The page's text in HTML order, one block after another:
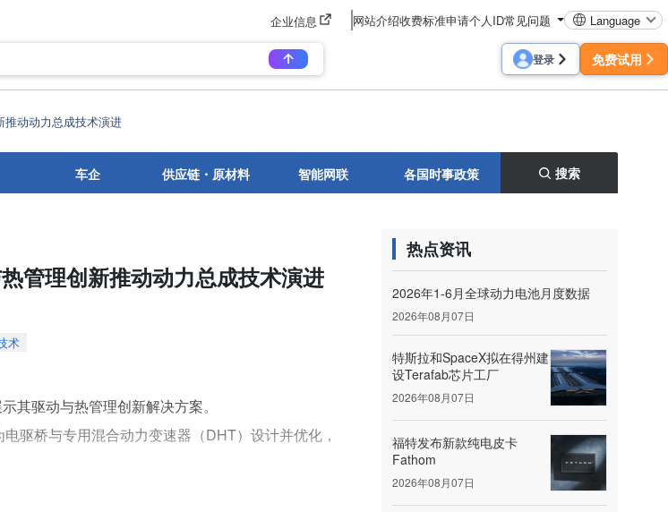
企业信息 网站介绍收费标准申请个人ID常见问题 Language
登录 免费试用
推动动力总成技术演进
车企 供应链・原材料 智能网联 各国时事政策 搜索
管理创新推动动力总成技术演进
术
其驱动与热管理创新解决方案。
驱桥与专用混合动力变速器（DHT）设计并优化，
热点资讯
2026年1-6月全球动力电池月度数据
2026年08月07日
特斯拉和SpaceX拟在得州建
设Terafab芯片工厂
2026年08月07日
福特发布新款纯电皮卡
Fathom
2026年08月07日